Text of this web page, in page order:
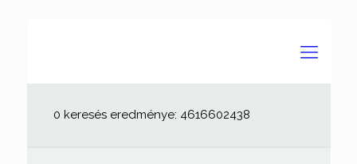
0 keresés eredménye: 4616602438